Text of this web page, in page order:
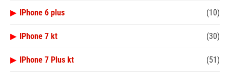
▶ IPhone 6 plus (10)
▶ IPhone 7 kt (30)
▶ IPhone 7 Plus kt (51)